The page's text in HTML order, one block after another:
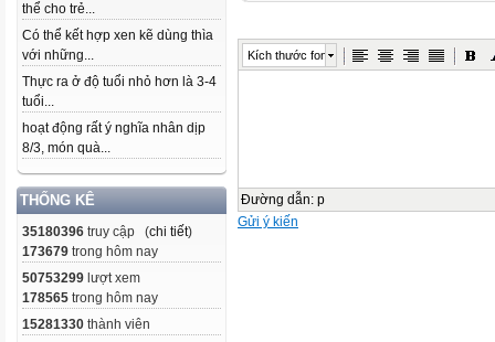
thể cho trẻ...
Có thể kết hợp xen kẽ dùng thìa
với những...
Thực ra ở độ tuổi nhỏ hơn là 3-4
tuổi...
hoạt động rất ý nghĩa nhân dịp
8/3, món quà...
THỐNG KÊ
35180396 truy cập (chi tiết)
173679 trong hôm nay
50753299 lượt xem
178565 trong hôm nay
15281330 thành viên
Kích thước font
Đường dẫn: p
Gửi ý kiến